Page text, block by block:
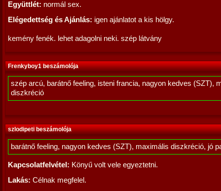
Együttlét: normál sex.
Elégedettség és Ajánlás: igen ajánlatot a kis hölgy.
kemény fenék. lehet adagolni neki. szép látvány
Frenkyboy1 beszámolója
szép arcú, barátnő feeling, isteni francia, nagyon kedves (SZT),
diszkréció
szlodipeti beszámolója
barátnő feeling, nagyon kedves (SZT), maximális diszkréció, jó
Kapcsolatfelvétel: Könyű volt vele egyeztetni.
Lakás: Célnak megfelel.